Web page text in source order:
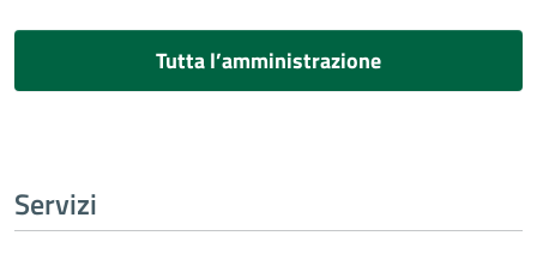
Tutta l’amministrazione
Servizi